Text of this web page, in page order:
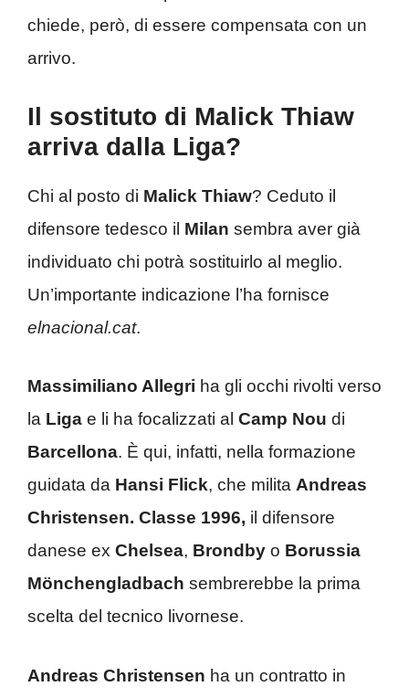
chiede, però, di essere compensata con un
arrivo.
Il sostituto di Malick Thiaw
arriva dalla Liga?
Chi al posto di Malick Thiaw? Ceduto il
difensore tedesco il Milan sembra aver già
individuato chi potrà sostituirlo al meglio.
Un’importante indicazione l’ha fornisce
elnacional.cat.
Massimiliano Allegri ha gli occhi rivolti verso
la Liga e li ha focalizzati al Camp Nou di
Barcellona. È qui, infatti, nella formazione
guidata da Hansi Flick, che milita Andreas
Christensen. Classe 1996, il difensore
danese ex Chelsea, Brondby o Borussia
Mönchengladbach sembrerebbe la prima
scelta del tecnico livornese.
Andreas Christensen ha un contratto in